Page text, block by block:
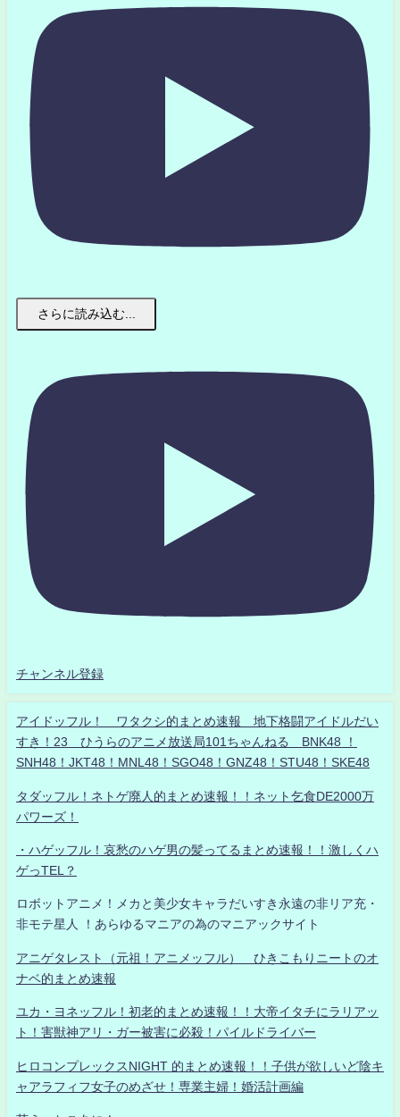
さらに読み込む...
チャンネル登録
アイドッフル！ ワタクシ的まとめ速報 地下格闘アイドルだい
すき！23 ひうらのアニメ放送局101ちゃんねる BNK48 ！
SNH48！JKT48！MNL48！SGO48！GNZ48！STU48！SKE48
タダッフル！ネトゲ廃人的まとめ速報！！ネット乞食DE2000万
パワーズ！
・ハゲッフル！哀愁のハゲ男の髪ってるまとめ速報！！激しくハ
ゲっTEL？
ロボットアニメ！メカと美少女キャラだいすき永遠の非リア充・
非モテ星人 ！あらゆるマニアの為のマニアックサイト
アニゲタレスト（元祖！アニメッフル） ひきこもりニートのオ
ナベ的まとめ速報
ユカ・ヨネッフル！初老的まとめ速報！！大帝イタチにラリアッ
ト！害獣神アリ・ガー被害に必殺！パイルドライバー
ヒロコンプレックスNIGHT 的まとめ速報！！子供が欲しいど陰キ
ャアラフィフ女子のめざせ！専業主婦！婚活計画編